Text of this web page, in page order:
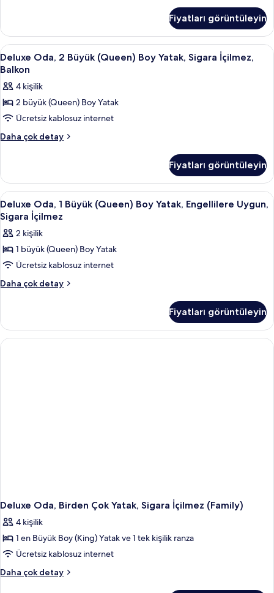
(Deluxe)
için
tüm
fotoğrafları
görün
Yatak,
fiziksel
engellilere
uygun,
İçilmez
(Deluxe)
hakkında
daha
fazla
detay
Fiyatları görüntüleyin
Deluxe
Oda,
2
Büyük
(Queen)
Boy
Yatak,
Balkon
için
tüm
fotoğrafları
görün
Mısır pamuklu çarşaf takımı, kaliteli
3
Deluxe Oda, 2 Büyük (Queen) Boy Yatak, Sigara İçilmez,
Balkon
4 kişilik
2 büyük (Queen) Boy Yatak
Ücretsiz kablosuz internet
Daha çok detay
Deluxe
(Queen)
Boy
Yatak,
Sigara
İçilmez,
Balkon
hakkında
fazla
detay
Fiyatları görüntüleyin
Deluxe
Oda,
Büyük
(Queen)
Boy
Yatak,
Sigara
İçilmez
Mısır pamuklu çarşaf takımı, kaliteli
4
Deluxe Oda, 1 Büyük (Queen) Boy Yatak, Engellilere Uygun,
Sigara İçilmez
2 kişilik
1 büyük (Queen) Boy Yatak
Ücretsiz kablosuz internet
Daha çok detay
Deluxe
(Queen)
Boy
Yatak,
Fiyatları görüntüleyin
Deluxe Oda, Birden Çok Yatak, Sigara İçilmez (Family)
4 kişilik
1 en Büyük Boy (King) Yatak ve 1 tek kişilik ranza
Ücretsiz kablosuz internet
Daha çok detay
Deluxe